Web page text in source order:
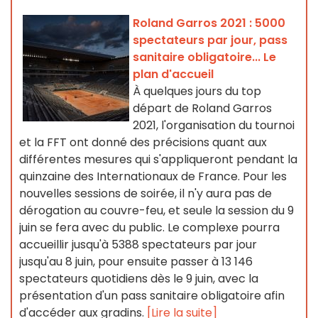
Roland Garros 2021 : 5000
spectateurs par jour, pass
sanitaire obligatoire... Le
plan d'accueil
À quelques jours du top
départ de Roland Garros
2021, l'organisation du tournoi
et la FFT ont donné des précisions quant aux
différentes mesures qui s'appliqueront pendant la
quinzaine des Internationaux de France. Pour les
nouvelles sessions de soirée, il n'y aura pas de
dérogation au couvre-feu, et seule la session du 9
juin se fera avec du public. Le complexe pourra
accueillir jusqu'à 5388 spectateurs par jour
jusqu'au 8 juin, pour ensuite passer à 13 146
spectateurs quotidiens dès le 9 juin, avec la
présentation d'un pass sanitaire obligatoire afin
d'accéder aux gradins. [Lire la suite]